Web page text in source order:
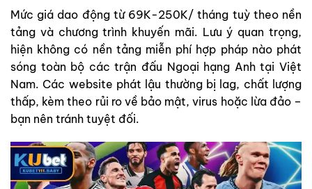
Mức giá dao động từ 69K-250K/ tháng tuỳ theo nền
tảng và chương trình khuyến mãi. Lưu ý quan trọng,
hiện không có nền tảng miễn phí hợp pháp nào phát
sóng toàn bộ các trận đấu Ngoại hạng Anh tại Việt
Nam. Các website phát lậu thường bị lag, chất lượng
thấp, kèm theo rủi ro về bảo mật, virus hoặc lừa đảo –
bạn nên tránh tuyệt đối.